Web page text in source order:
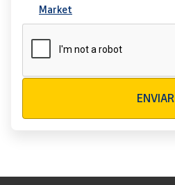
Market
ENVIAR